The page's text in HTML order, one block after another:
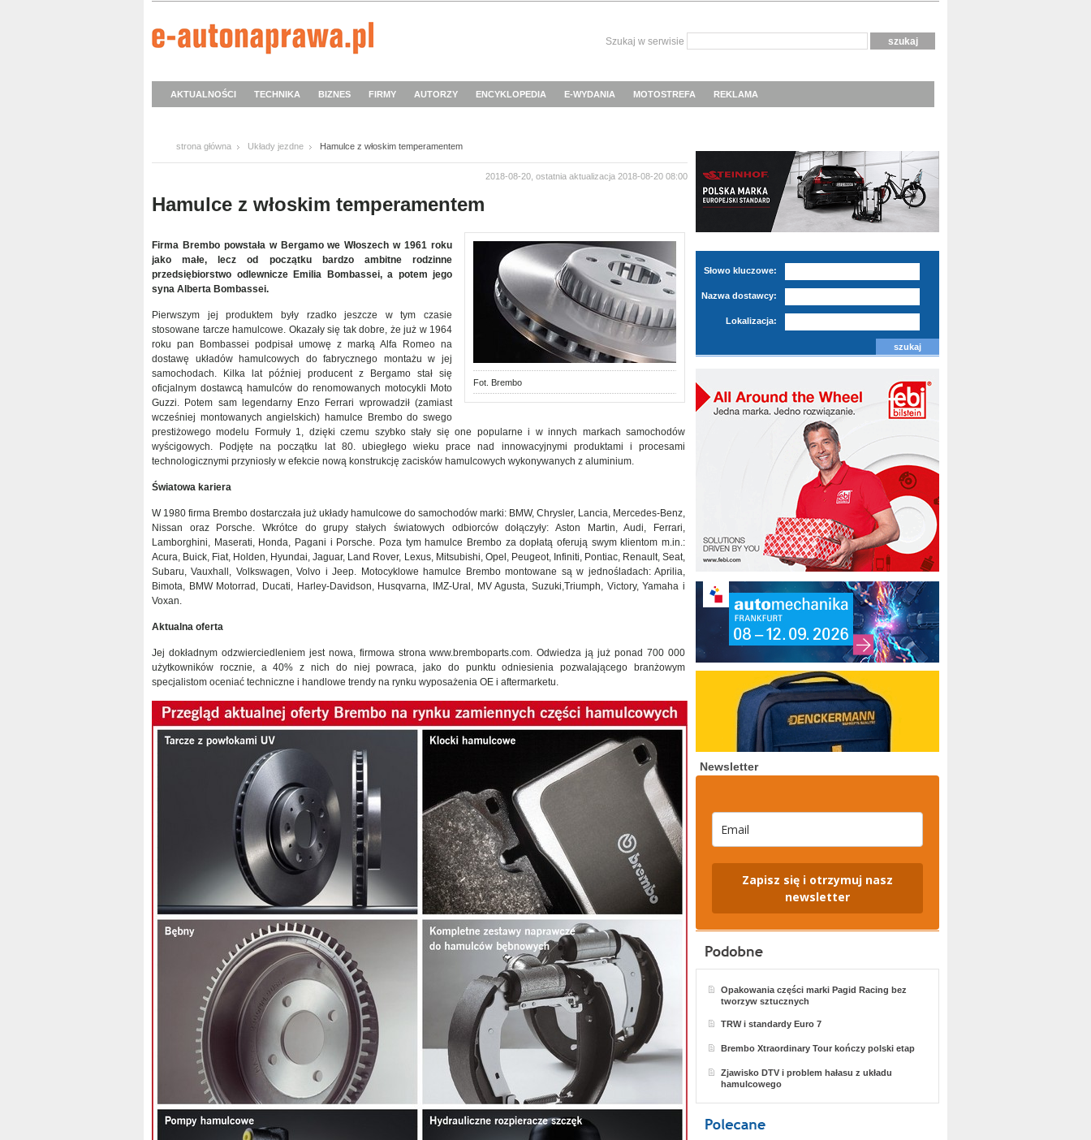
Szukaj w serwisie
AKTUALNOŚCI TECHNIKA BIZNES FIRMY AUTORZY ENCYKLOPEDIA E-WYDANIA MOTOSTREFA REKLAMA
strona główna Układy jezdne Hamulce z włoskim temperamentem
2018-08-20, ostatnia aktualizacja 2018-08-20 08:00
Hamulce z włoskim temperamentem
Fot. Brembo
Firma Brembo powstała w Bergamo we Włoszech w 1961 roku
jako małe, lecz od początku bardzo ambitne rodzinne
przedsiębiorstwo odlewnicze Emilia Bombassei, a potem jego
syna Alberta Bombassei.
Pierwszym jej produktem były rzadko jeszcze w tym czasie
stosowane tarcze hamulcowe. Okazały się tak dobre, że już w 1964
roku pan Bombassei podpisał umowę z marką Alfa Romeo na
dostawę układów hamulcowych do fabrycznego montażu w jej
samochodach. Kilka lat później producent z Bergamo stał się
oficjalnym dostawcą hamulców do renomowanych motocykli Moto
Guzzi. Potem sam legendarny Enzo Ferrari wprowadził (zamiast
wcześniej montowanych angielskich) hamulce Brembo do swego
prestiżowego modelu Formuły 1, dzięki czemu szybko stały się one popularne i w innych markach samochodów
wyścigowych. Podjęte na początku lat 80. ubiegłego wieku prace nad innowacyjnymi produktami i procesami
technologicznymi przyniosły w efekcie nową konstrukcję zacisków hamulcowych wykonywanych z aluminium.
Światowa kariera
W 1980 firma Brembo dostarczała już układy hamulcowe do samochodów marki: BMW, Chrysler, Lancia, Mercedes-Benz,
Nissan oraz Porsche. Wkrótce do grupy stałych światowych odbiorców dołączyły: Aston Martin, Audi, Ferrari,
Lamborghini, Maserati, Honda, Pagani i Porsche. Poza tym hamulce Brembo za dopłatą oferują swym klientom m.in.:
Acura, Buick, Fiat, Holden, Hyundai, Jaguar, Land Rover, Lexus, Mitsubishi, Opel, Peugeot, Infiniti, Pontiac, Renault, Seat,
Subaru, Vauxhall, Volkswagen, Volvo i Jeep. Motocyklowe hamulce Brembo montowane są w jednośladach: Aprilia,
Bimota, BMW Motorrad, Ducati, Harley-Davidson, Husqvarna, IMZ-Ural, MV Agusta, Suzuki,Triumph, Victory, Yamaha i
Voxan.
Aktualna oferta
Jej dokładnym odzwierciedleniem jest nowa, firmowa strona www.bremboparts.com. Odwiedza ją już ponad 700 000
użytkowników rocznie, a 40% z nich do niej powraca, jako do punktu odniesienia pozwalającego branżowym
specjalistom oceniać techniczne i handlowe trendy na rynku wyposażenia OE i aftermarketu.
Słowo kluczowe:
Nazwa dostawcy:
Lokalizacja:
Newsletter
Zapisz się i otrzymuj nasz
newsletter
Opakowania części marki Pagid Racing bez
tworzyw sztucznych
TRW i standardy Euro 7
Brembo Xtraordinary Tour kończy polski etap
Zjawisko DTV i problem hałasu z układu
hamulcowego